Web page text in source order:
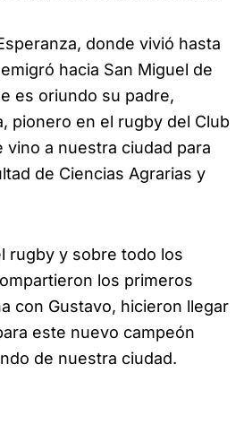
donde vivió hasta
hacia San Miguel de
es oriundo su padre,
pionero en el rugby del Club
vino a nuestra ciudad para
de Ciencias Agrarias y
rugby y sobre todo los
los primeros
con Gustavo, hicieron llegar
este nuevo campeón
de nuestra ciudad.